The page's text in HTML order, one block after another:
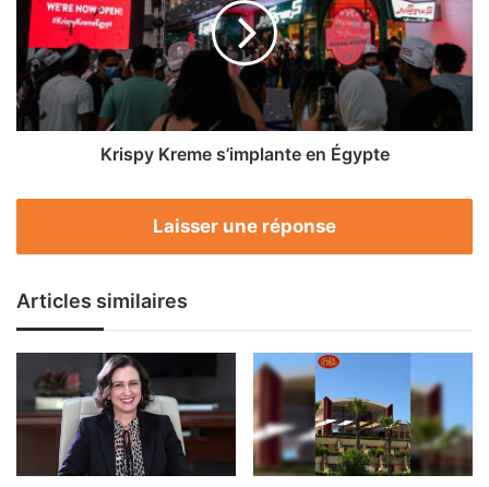
en
Égypte
Krispy Kreme s’implante en Égypte
Laisser une réponse
Articles similaires